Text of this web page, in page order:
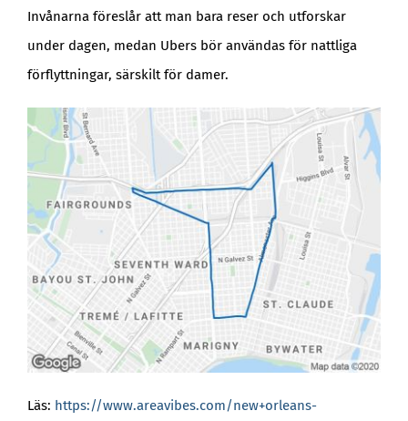
Invånarna föreslår att man bara reser och utforskar
under dagen, medan Ubers bör användas för nattliga
förflyttningar, särskilt för damer.
Läs: https://www.areavibes.com/new+orleans-